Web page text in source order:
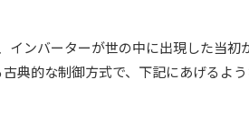
インバーターが世の中に出現した当
古典的な制御方式で、下記にあげるよ